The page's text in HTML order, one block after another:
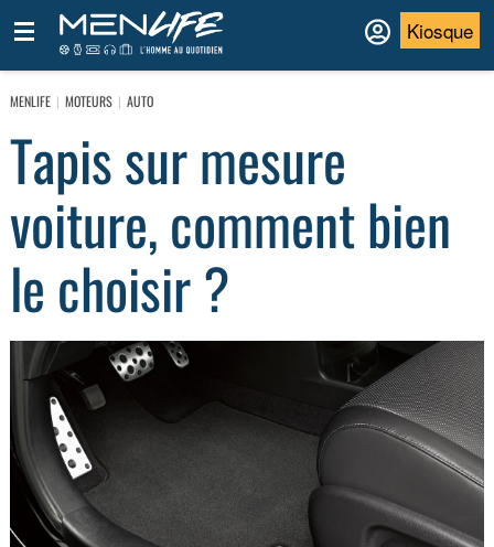
Kiosque
MENLIFE MOTEURS AUTO
Tapis sur mesure
voiture, comment bien
le choisir ?